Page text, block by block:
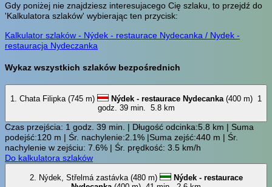
Gdy poniżej nie znajdziesz interesujacego Cię szlaku, to przejdź do
'Kalkulatora szlaków' wybierając ten przycisk:
Kalkulator szlaków - Nýdek - restaurace Nydecanka / Nydek -
restauracja Nydeczanka
Wykaz wszystkich szlaków bezpośrednich
1. Chata Filipka (745 m) Nýdek - restaurace Nydecanka (400 m) 1
godz. 39 min.
5.8 km
Czas przejścia: 1 godz. 39 min. | Długość odcinka:5.8 km | Suma
podejść:120 m | Śr. nachylenie:2.1% |Suma zejść:440 m | Śr.
nachylenie w zejściu: 7.6% | Śr. prędkość: 3.5 km/h
Do kalkulatora szlaków
2. Nýdek, Střelmá zastávka (480 m)
Nýdek - restaurace